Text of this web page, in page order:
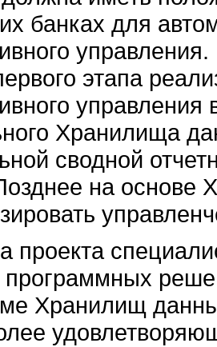
банках для
управления.
этапа
Хранилища
сводной
на основе
проекта
программных
Хранилищ